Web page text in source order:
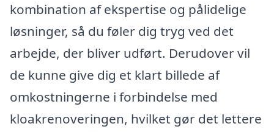
kombination af ekspertise og pålidelige
løsninger, så du føler dig tryg ved det
arbejde, der bliver udført. Derudover vil
de kunne give dig et klart billede af
omkostningerne i forbindelse med
kloakrenoveringen, hvilket gør det lettere